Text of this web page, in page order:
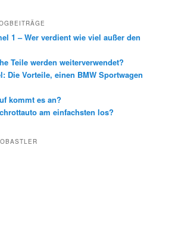
1 – Wer verdient wie viel außer den
Teile werden weiterverwendet?
Die Vorteile, einen BMW Sportwagen
kommt es an?
am einfachsten los?